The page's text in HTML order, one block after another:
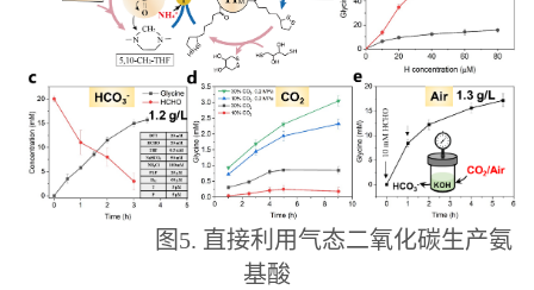
图5. 直接利用气态二氧化碳生产氨
基酸